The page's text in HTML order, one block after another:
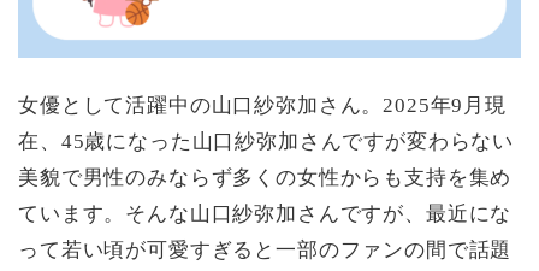
女優として活躍中の山口紗弥加さん。2025年9月現
在、45歳になった山口紗弥加さんですが変わらない
美貌で男性のみならず多くの女性からも支持を集め
ています。そんな山口紗弥加さんですが、最近にな
って若い頃が可愛すぎると一部のファンの間で話題